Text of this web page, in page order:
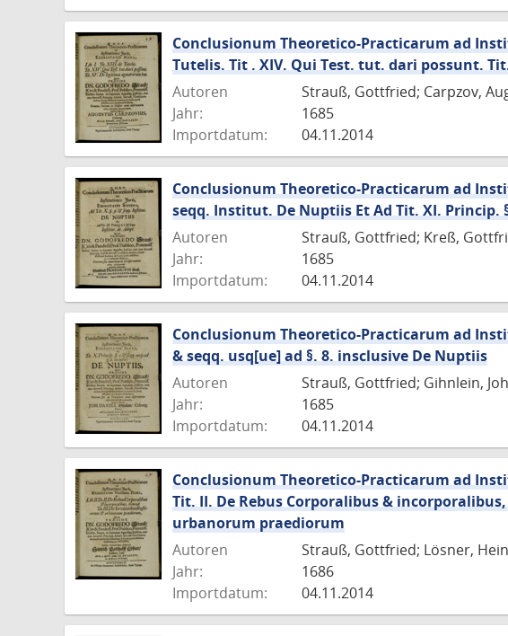
Conclusionum Theoretico-Practicarum ad
Tutelis. Tit . XIV. Qui Test. tut. dari possunt.
Autoren
Strauß, Gottfried; Carpzov,
Jahr:
1685
Importdatum:
04.11.2014
Conclusionum Theoretico-Practicarum ad
seqq. Institut. De Nuptiis Et Ad Tit. XI. Princip.
Autoren
Strauß, Gottfried; Kreß,
Jahr:
1685
Importdatum:
04.11.2014
Conclusionum Theoretico-Practicarum ad
& seqq. usq[ue] ad §. 8. insclusive De Nuptiis
Autoren
Strauß, Gottfried; Gihnlein,
Jahr:
1685
Importdatum:
04.11.2014
Conclusionum Theoretico-Practicarum ad
Tit. II. De Rebus Corporalibus &
urbanorum praediorum
Autoren
Strauß, Gottfried; Lösner,
Jahr:
1686
Importdatum:
04.11.2014